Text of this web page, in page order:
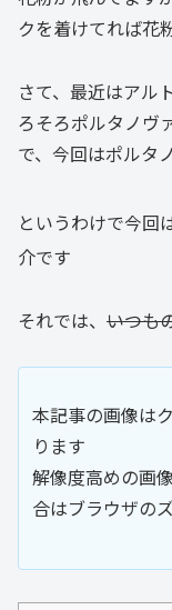
クを着けてれば花
さて、最近はアル
ろそろポルタノヴ
で、今回はポルタ
というわけで今回
介です
それでは、 いつも
本記事の画像は
ります
解像度高めの画
合はブラウザの